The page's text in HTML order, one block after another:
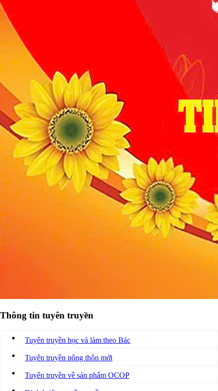
Thông tin tuyên truyền
Tuyên truyền học và làm theo Bác
Tuyên truyền nông thôn mới
Tuyên truyền về sản phẩm OCOP